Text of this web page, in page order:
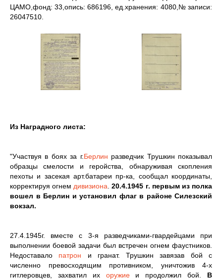
ЦАМО,фонд: 33,опись: 686196, ед.хранения: 4080,№ записи:
26047510.
Из Наградного листа:
"Участвуя в боях за г.Берлин разведчик Трушкин показывал
образцы смелости и геройства, обнаруживая скопления
пехоты и засекая арт.батареи пр-ка, сообщал координаты,
корректируя огнем дивизиона .20.4.1945 г. первым из полка
вошел в Берлин и установил флаг в районе Силезский
вокзал.
27.4.1945г. вместе с 3-я разведчиками-гвардейцами при
выполнении боевой задачи был встречен огнем фаустников.
Недоставало патрон и гранат. Трушкин завязав бой с
численно превосходящим противником, уничтожив 4-х
гитлеровцев, захватил их оружиеи продолжил бой.
В